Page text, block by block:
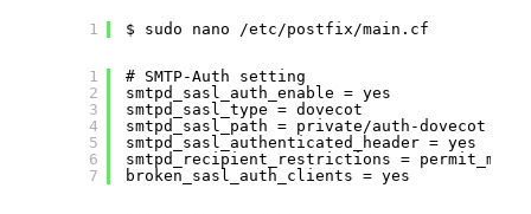
1 $ sudo nano /etc/postfix/main.cf
1
2
3
4
5
6
7
# SMTP-Auth setting
smtpd_sasl_auth_enable = yes
smtpd_sasl_type = dovecot
smtpd_sasl_path = private/auth-dovecot
smtpd_sasl_authenticated_header = yes
smtpd_recipient_restrictions =
broken_sasl_auth_clients = yes